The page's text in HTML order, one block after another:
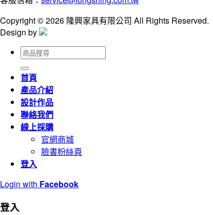
Copyright © 2026 隆興家具有限公司 All Rights Reserved.
Design by
搜
尋
關
鍵
字:
首頁
產品介紹
設計作品
聯絡我們
線上採購
官網商城
臉書粉絲頁
登入
Login with Facebook
登入